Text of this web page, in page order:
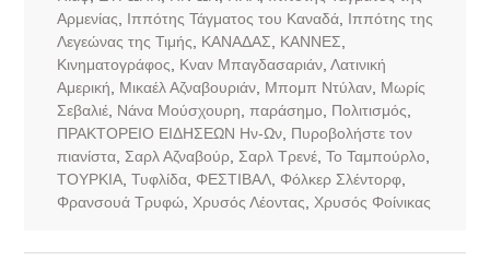
Αρμενίας
Ιππότης Τάγματος του Καναδά, Ιππότης της
Λεγεώνας της Τιμής
ΚΑΝΑΔΑΣ ΚΑΝΝΕΣ
Κινηματογράφος
Κναν Μπαγδασαριάν, Λατινική
Αμερική
Μικαέλ Αζναβουριάν, Μπομπ Ντύλαν, Μωρίς
Σεβαλιέ, Νάνα Μούσχουρη παράσημο Πολιτισμός
ΠΡΑΚΤΟΡΕΙΟ ΕΙΔΗΣΕΩΝ Ην-Ων, Πυροβολήστε τον
πιανίστα, Σαρλ Αζναβούρ, Σαρλ Τρενέ, Το Ταμπούρλο
ΤΟΥΡΚΙΑ, Τυφλίδα, ΦΕΣΤΙΒΑΛ, Φόλκερ Σλέντορφ,
Φρανσουά Τρυφώ, Χρυσός Λέοντας Χρυσός Φοίνικας